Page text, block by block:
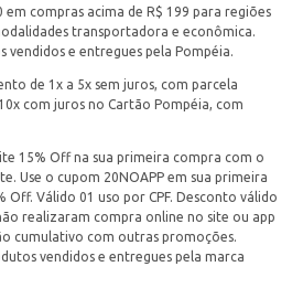
em compras acima de R$ 199 para regiões
transportadora e econômica.
vendidos e entregues pela Pompéia.
de 1x a 5x sem juros, com parcela
com juros no Cartão Pompéia, com
15% Off na sua primeira compra com o
Use o cupom 20NOAPP em sua primeira
Off. Válido 01 uso por CPF. Desconto válido
realizaram compra online no site ou app
cumulativo com outras promoções.
vendidos e entregues pela marca